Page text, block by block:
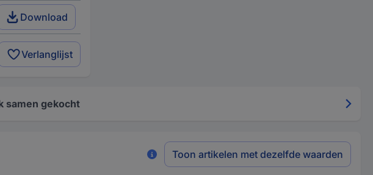
Download
Verlanglijst
samen gekocht
Toon artikelen met dezelfde waarden